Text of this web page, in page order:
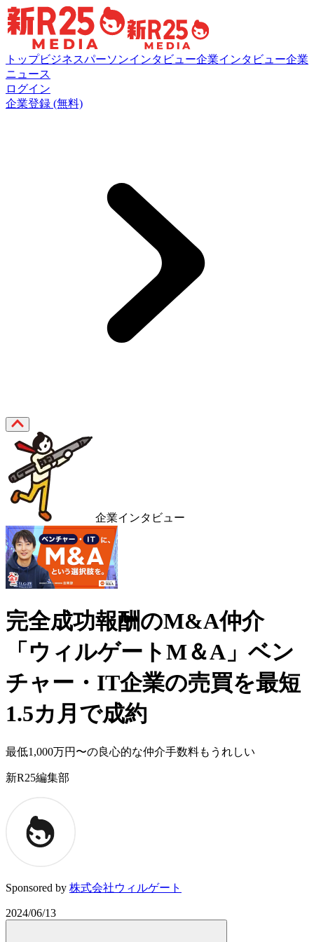
トップビジネスパーソンインタビュー企業インタビュー企業
ニュース
ログイン
企業登録 (無料)
企業インタビュー
完全成功報酬のM&A仲介
「ウィルゲートM＆A」ベン
チャー・IT企業の売買を最短
1.5カ月で成約
最低1,000万円〜の良心的な仲介手数料もうれしい
新R25編集部
Sponsored by 株式会社ウィルゲート
2024/06/13